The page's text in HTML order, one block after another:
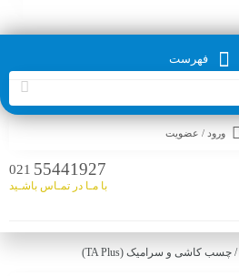
فهرست
ورود / عضویت
55441927
021
با مـا در تمـاس باشـید
/ چسب کاشی و سرامیک (TA Plus)​